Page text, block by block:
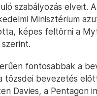
szabályozás elveit.
Minisztérium
képes feltörni a
fontosabbak a
tőzsdei bevezetés
Davies, a Pentagon